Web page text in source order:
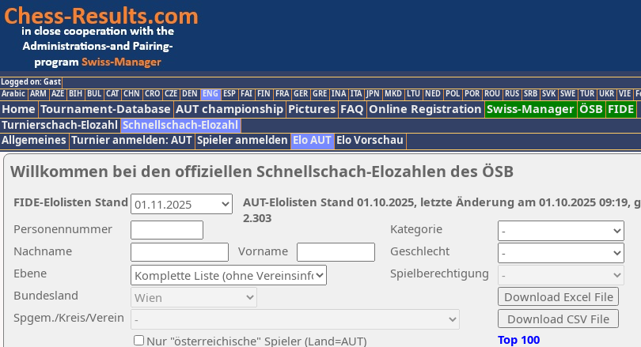
Logged on: Gast
Arabic ARM AZE BIH BUL CAT CHN CRO CZE DEN ENG ESP FAI FIN FRA GER GRE INA ITA JPN MKD LTU NED POL POR ROU RUS SRB SVK SWE TUR UKR VIE
Home Tournament-Database AUT championship Pictures FAQ Online Registration Swiss-Manager ÖSB FIDE
Turnierschach-Elozahl Schnellschach-Elozahl
Allgemeines Turnier anmelden: AUT Spieler anmelden Elo AUT Elo Vorschau
Willkommen bei den offiziellen Schnellschach-Elozahlen des ÖSB
Nachname
Vorname
Ebene
Kategorie
Personennummer
Bundesland
Spgem./Kreis/Verein
Geschlecht
Nur "österreichische" Spieler (Land=AUT)
Spielberechtigung
Top 100
AUT-Elolisten Stand 01.10.2025, letzte Änderung am 01.10.2025
2.303
FIDE-Elolisten Stand